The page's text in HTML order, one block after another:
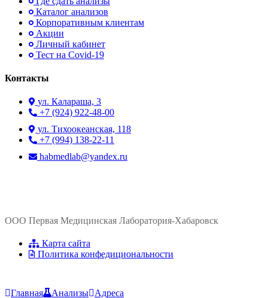
Каталог анализов
Корпоративным клиентам
Акции
Личный кабинет
Тест на Covid-19
Контакты
ул. ​Калараша, 3
+7 (924) 922-48-00
ул. ​Тихоокеанская, 118
+7 (994) 138-22-11
habmedlab@yandex.ru
ООО Первая Медицинская Лаборатория-Хабаровск
Карта сайта
Политика конфедициональности
Главная Анализы Адреса